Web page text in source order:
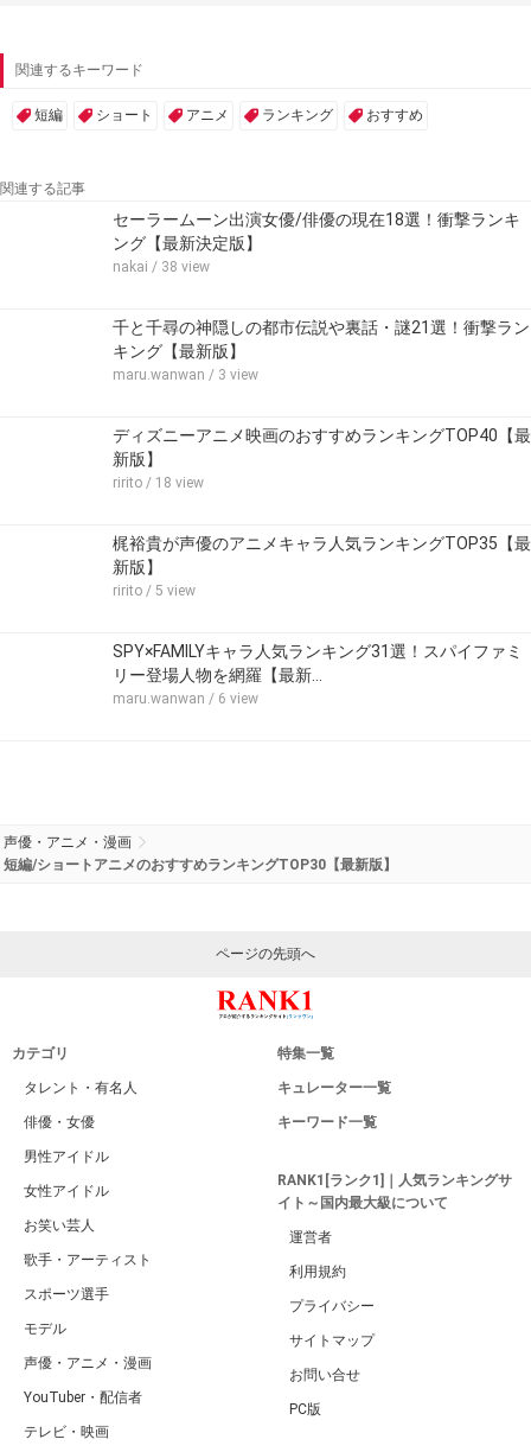
関連するキーワード
短編 ショート アニメ ランキング おすすめ
関連する記事
セーラームーン出演女優/俳優の現在18選！衝撃ランキ
ング【最新決定版】
nakai / 38 view
千と千尋の神隠しの都市伝説や裏話・謎21選！衝撃ラン
キング【最新版】
maru.wanwan / 3 view
ディズニーアニメ映画のおすすめランキングTOP40【最
新版】
ririto / 18 view
梶裕貴が声優のアニメキャラ人気ランキングTOP35【最
新版】
ririto / 5 view
SPY×FAMILYキャラ人気ランキング31選！スパイファミ
リー登場人物を網羅【最新…
maru.wanwan / 6 view
声優・アニメ・漫画
短編/ショートアニメのおすすめランキングTOP30【最新版】
ページの先頭へ
カテゴリ
タレント・有名人
俳優・女優
男性アイドル
女性アイドル
お笑い芸人
歌手・アーティスト
スポーツ選手
モデル
声優・アニメ・漫画
YouTuber・配信者
テレビ・映画
特集一覧
キュレーター一覧
キーワード一覧
RANK1[ランク1]｜人気ランキングサ
イト～国内最大級について
運営者
利用規約
プライバシー
サイトマップ
お問い合せ
PC版